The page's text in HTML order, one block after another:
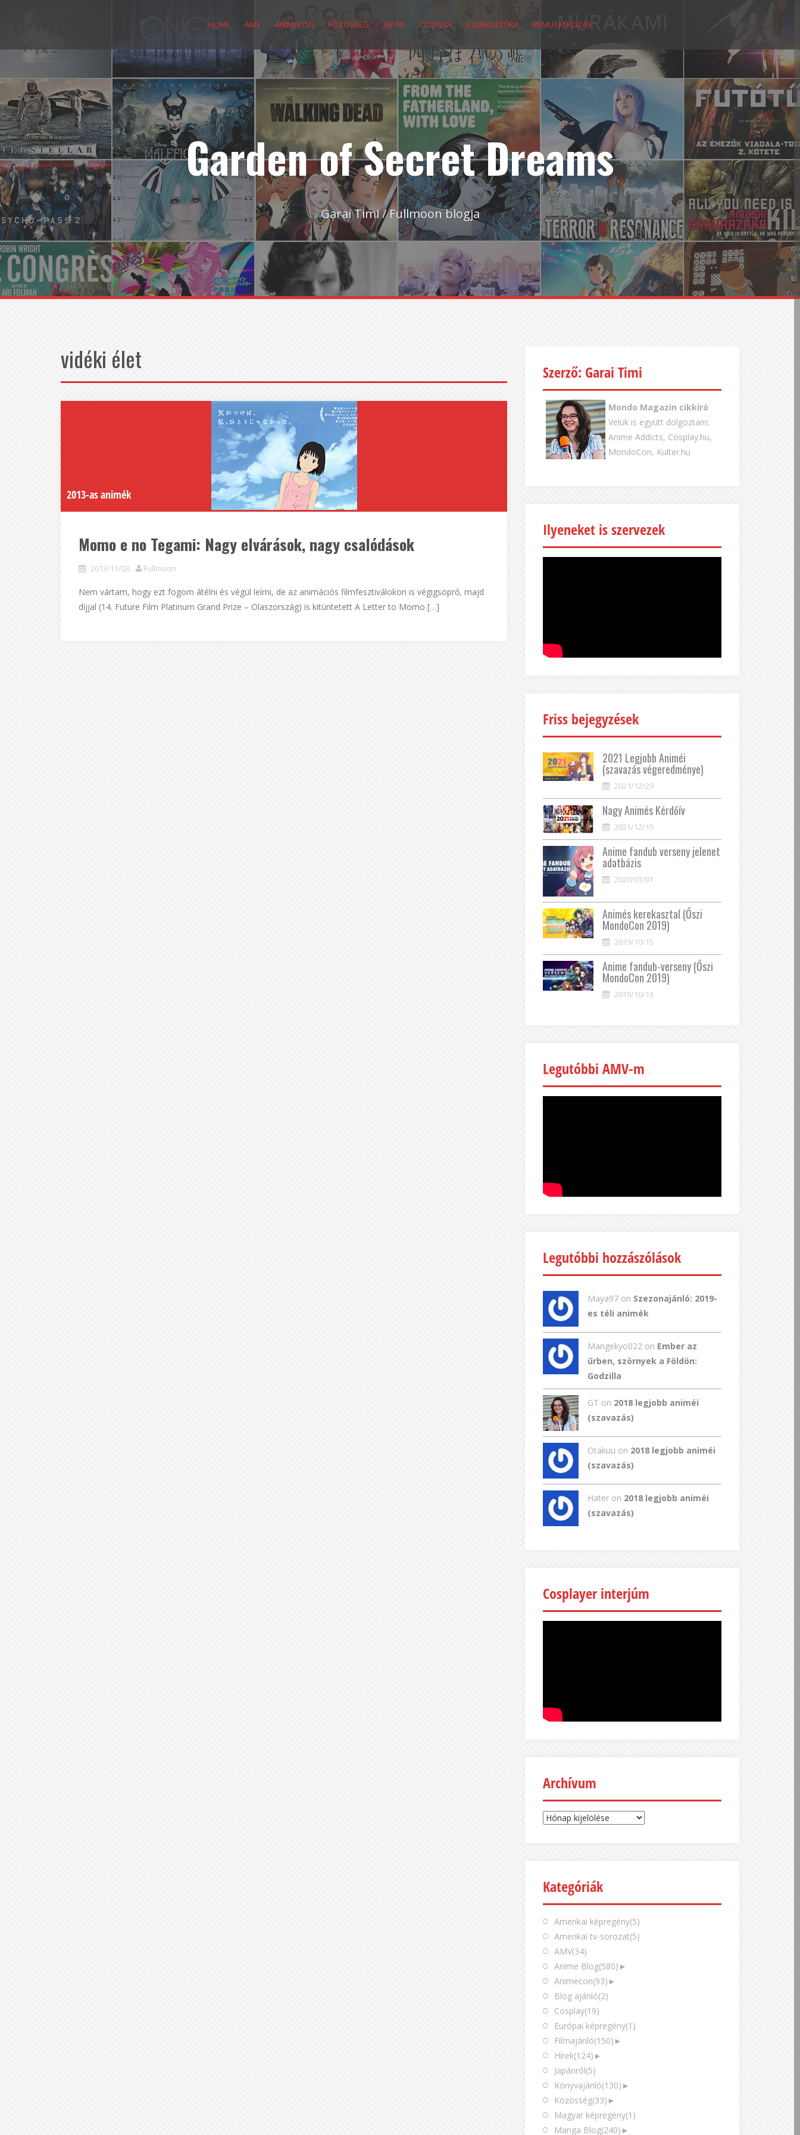
HOME AMV ANIMECON KÖZÖSSÉG JAPÁN COSPLAY SZUBKULTÚRA BEMUTATKOZÁS
Garden of Secret Dreams
Garai Timi / Fullmoon blogja
vidéki élet
2013-as animék
Momo e no Tegami: Nagy elvárások, nagy csalódások
2013/11/03 Fullmoon
Nem vártam, hogy ezt fogom átélni és végül leírni, de az animációs filmfesztiválokon is végigsöprő, majd
díjjal (14. Future Film Platinum Grand Prize – Olaszország) is kitüntetett A Letter to Momo […]
Szerző: Garai Timi
Mondo Magazin cikkíró
Velük is együtt dolgoztam:
Anime Addicts, Cosplay.hu,
MondoCon, Kulter.hu
Ilyeneket is szervezek
Friss bejegyzések
2021 Legjobb Animéi
(szavazás végeredménye)
2021/12/29
Nagy Animés Kérdőív
2021/12/15
Anime fandub verseny jelenet
adatbázis
2020/03/01
Animés kerekasztal (Őszi
MondoCon 2019)
2019/10/15
Anime fandub-verseny (Őszi
MondoCon 2019)
2019/10/13
Legutóbbi AMV-m
Legutóbbi hozzászólások
Maya97 on Szezonajánló: 2019-
es téli animék
Mangekyo022 on Ember az
űrben, szörnyek a Földön:
Godzilla
GT on 2018 legjobb animéi
(szavazás)
Otakuu on 2018 legjobb animéi
(szavazás)
Hater on 2018 legjobb animéi
(szavazás)
Cosplayer interjúm
Archívum
Archívum
Kategóriák
Amerikai képregény(5)
Amerikai tv-sorozat(5)
AMV(34)
Anime Blog(580) ►
Animecon(93) ►
Blog ajánló(2)
Cosplay(19)
Európai képregény(1)
Filmajánló(150) ►
Hírek(124) ►
Japánról(5)
Könyvajánló(130) ►
Közösség(33) ►
Magyar képregény(1)
Manga Blog(240) ►